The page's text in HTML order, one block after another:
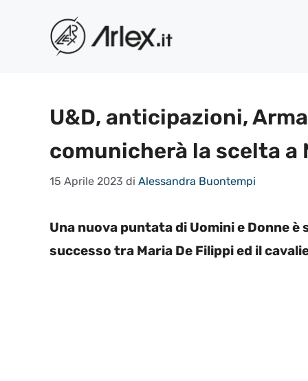
contenuto
U&D, anticipazioni,
comunicherà la scelta a
15 Aprile 2023 di Alessandra Buontempi
Una nuova puntata di Uomini e Donne
successo tra Maria De Filippi ed il